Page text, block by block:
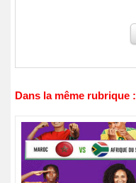
Dans la même rubrique :